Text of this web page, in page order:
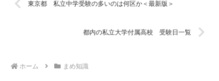
東京都 私立中学受験の多いのは何区か＜最新版＞
都内の私立大学付属高校 受験日一覧
ホーム まめ知識